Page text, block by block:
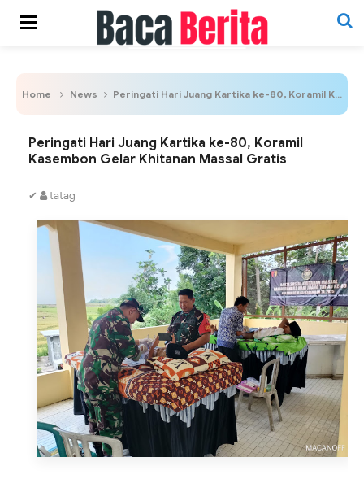
Home News Peringati Hari Juang Kartika ke-80, Koramil Kasembon Gelar Khitanan Massal Gratis
Peringati Hari Juang Kartika ke-80, Koramil
Kasembon Gelar Khitanan Massal Gratis
✔ tatag